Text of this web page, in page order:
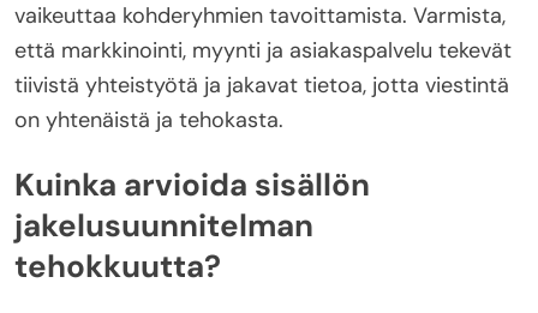
vaikeuttaa kohderyhmien tavoittamista. Varmista,
että markkinointi, myynti ja asiakaspalvelu tekevät
tiivistä yhteistyötä ja jakavat tietoa, jotta viestintä
on yhtenäistä ja tehokasta.
Kuinka arvioida sisällön
jakelusuunnitelman
tehokkuutta?